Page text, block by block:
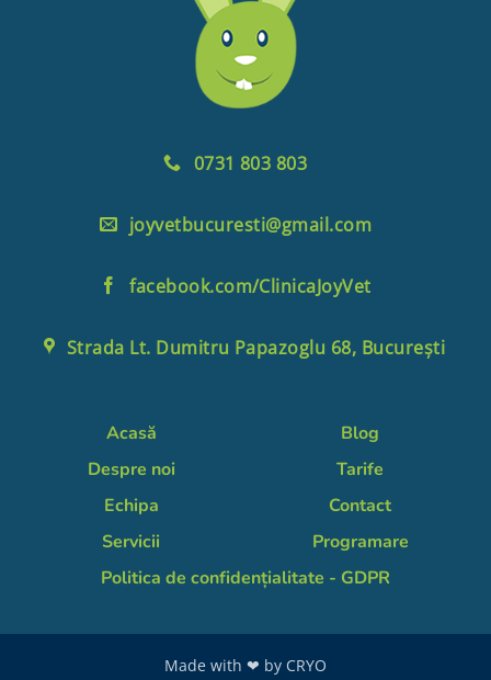
0731 803 803
joyvetbucuresti@gmail.com
facebook.com/ClinicaJoyVet
Strada Lt. Dumitru Papazoglu 68, București
Acasă
Despre noi
Echipa
Servicii
Blog
Tarife
Contact
Programare
Politica de confidențialitate - GDPR
Made with ❤ by CRYO